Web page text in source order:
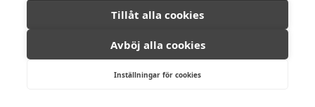
Tillåt alla cookies
Avböj alla cookies
Inställningar för cookies
Ambassadör Fastighetsmäkleri © All
rights reserved, 2026.